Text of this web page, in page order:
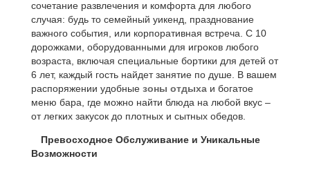
сочетание развлечения и комфорта для любого
случая: будь то семейный уикенд, празднование
важного события, или корпоративная встреча. С 10
дорожками, оборудованными для игроков любого
возраста, включая специальные бортики для детей от
6 лет, каждый гость найдет занятие по душе. В вашем
распоряжении удобныезоны отдыха и богатое
меню бара, где можно найти блюда на любой вкус –
от легких закусок до плотных и сытных обедов.
Превосходное Обслуживание и Уникальные
Возможности